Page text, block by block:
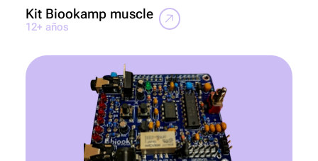
Kit Biookamp muscle
12+ años